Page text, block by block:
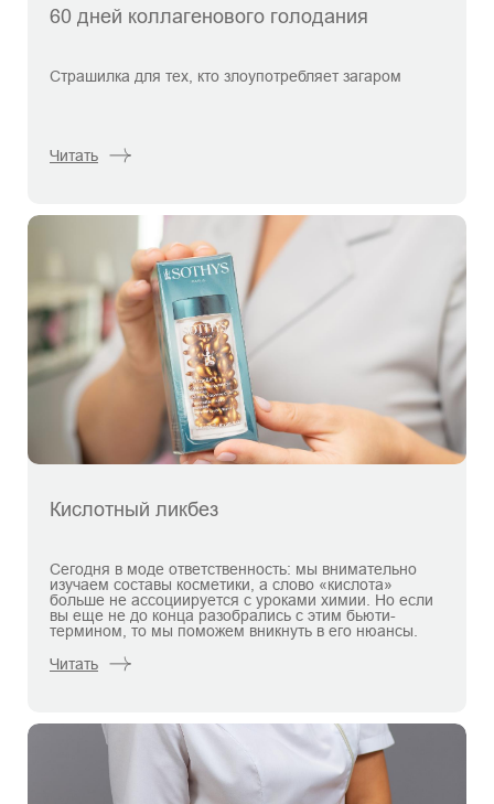
60 дней коллагенового голодания
Страшилка для тех, кто злоупотребляет загаром
Читать
Кислотный ликбез
Сегодня в моде ответственность: мы внимательно
изучаем составы косметики, а слово «кислота»
больше не ассоциируется с уроками химии. Но если
вы еще не до конца разобрались с этим бьюти-
термином, то мы поможем вникнуть в его нюансы.
Читать